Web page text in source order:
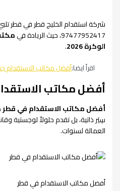
شركة استقدام الخليج قطر في قطر
97477952417، حيث الريادة في
الوكرة 2026
.
اقرأ ايضا:أفضل مكاتب الاستقدام
أفضل مكاتب
أفضل مكاتب الاستقدام في قطر
سِيَر ذاتية، بل تقدم حلولاً لوجستية
العمالة لسنوات.
أفضل مكاتب الاستقدام في قطر